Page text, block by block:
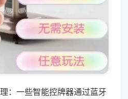
：一些智能控牌器通过蓝牙